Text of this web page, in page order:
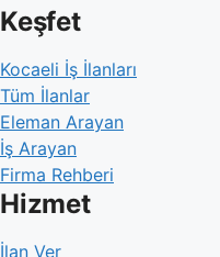
Keşfet
Kocaeli İş İlanları
Tüm İlanlar
Eleman Arayan
İş Arayan
Firma Rehberi
Hizmet
İlan Ver